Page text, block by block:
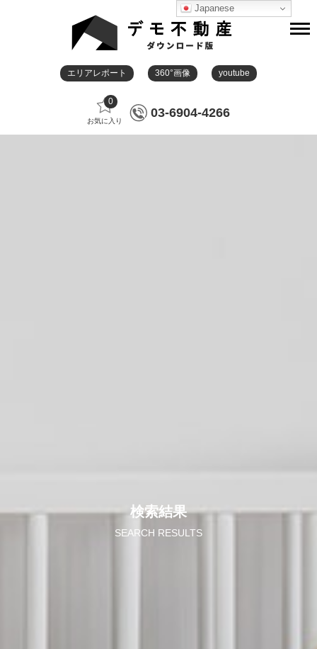
エリアレポート 360°画像 youtube
0
お気に入り
03-6904-4266
検索結果
SEARCH RESULTS
Japanese